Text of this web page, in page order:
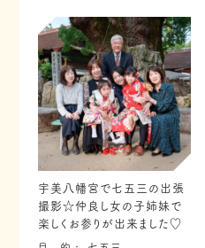
宇美八幡宮で七五三の出張
撮影☆仲良し女の子姉妹で
楽しくお参りが出来ました♡